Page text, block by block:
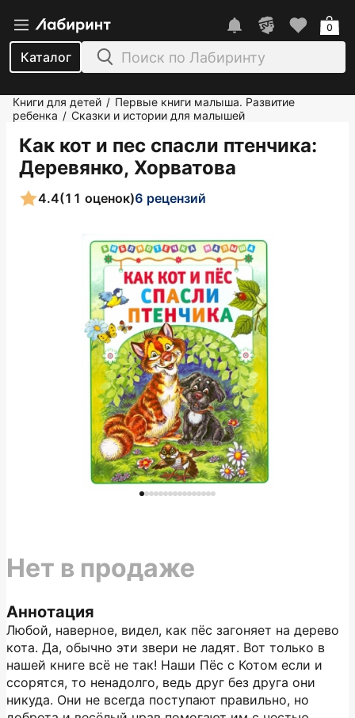
Каталог
0
Книги для детей / Первые книги малыша. Развитие
ребенка / Сказки и истории для малышей
Как кот и пес спасли птенчика:
Деревянко, Хорватова
4.4(11 оценок)6 рецензий
Аннотация
Любой, наверное, видел, как пёс загоняет на дерево
кота. Да, обычно эти звери не ладят. Вот только в
нашей книге всё не так! Наши Пёс с Котом если и
ссорятся, то ненадолго, ведь друг без друга они
никуда. Они не всегда поступают правильно, но
Нет в продаже